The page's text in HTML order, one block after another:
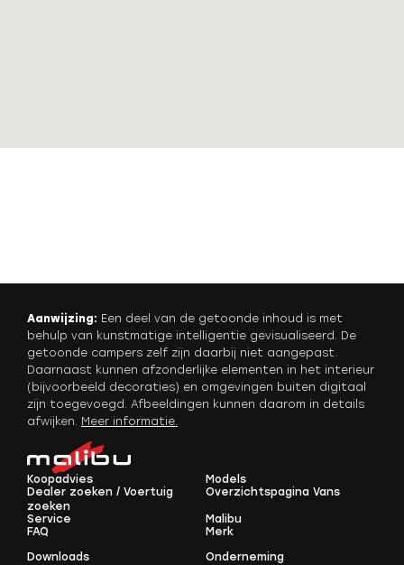
Aanwijzing: Een deel van de getoonde inhoud is met
behulp van kunstmatige intelligentie gevisualiseerd. De
getoonde campers zelf zijn daarbij niet aangepast.
Daarnaast kunnen afzonderlijke elementen in het interieur
(bijvoorbeeld decoraties) en omgevingen buiten digitaal
zijn toegevoegd. Afbeeldingen kunnen daarom in details
afwijken. Meer informatie.
Koopadvies
Dealer zoeken / Voertuig
zoeken
Models
Overzichtspagina Vans
Service
FAQ
Downloads
Malibu
Merk
Onderneming